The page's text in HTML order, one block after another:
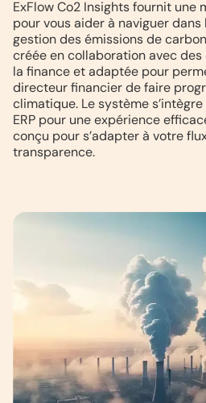
ExFlow Co2 Insights fournit une
pour vous aider à naviguer
gestion des émissions de
créée en collaboration avec
la finance et adaptée pour
directeur financier de faire
climatique. Le système
ERP pour une expérience
conçu pour s’adapter à votre
transparence.